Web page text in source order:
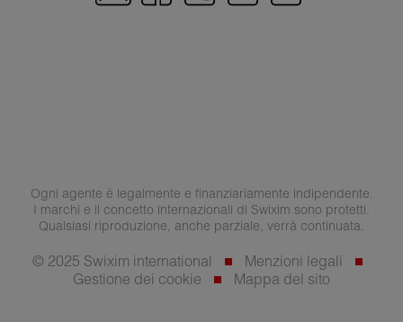
Ogni agente è legalmente e finanziariamente indipendente.
I marchi e il concetto internazionali di Swixim sono protetti.
Qualsiasi riproduzione, anche parziale, verrà continuata.
© 2025 Swixim international
Menzioni legali
Gestione dei cookie
Mappa del sito